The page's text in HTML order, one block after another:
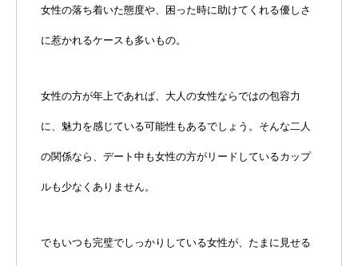
女性の落ち着いた態度や、困った時に助けてくれる優しさ
に惹かれるケースも多いもの。
女性の方が年上であれば、大人の女性ならではの包容力
に、魅力を感じている可能性もあるでしょう。そんな二人
の関係なら、デート中も女性の方がリードしているカップ
ルも少なくありません。
でもいつも完璧でしっかりしている女性が、たまに見せる